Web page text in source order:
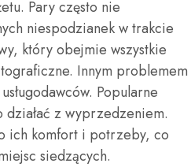
Pary często nie
niespodzianek w trakcie
który obejmie wszystkie
Innym problemem
Popularne
działać z wyprzedzeniem.
ich komfort i potrzeby, co
siedzących.